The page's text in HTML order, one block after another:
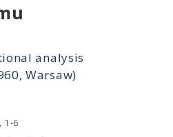
analysis
Warsaw)
1-6